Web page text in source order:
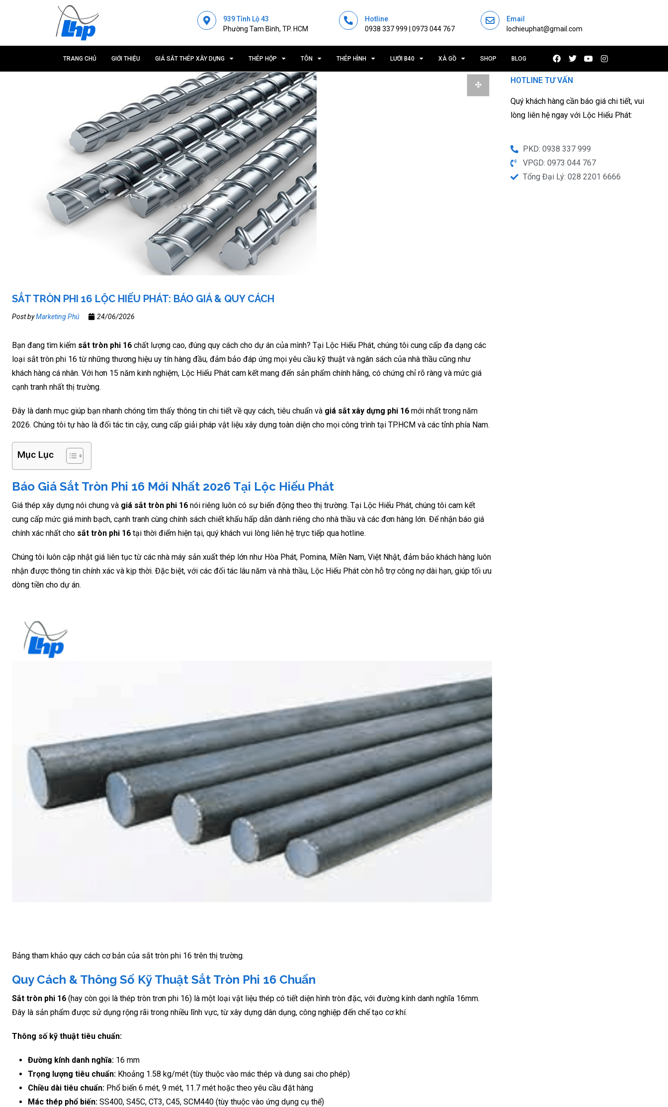
939 Tỉnh Lộ 43
Phường Tam Bình, TP. HCM
Hotline
0938 337 999 | 0973 044 767
Email
lochieuphat@gmail.com
TRANG CHỦ GIỚI THIỆU GIÁ SẮT THÉP XÂY DỰNG THÉP HỘP TÔN THÉP HÌNH LƯỚI B40 XÀ GỒ SHOP BLOG
SẮT TRÒN PHI 16 LỘC HIẾU PHÁT: BÁO GIÁ & QUY CÁCH
Post byMarketing Phú 24/06/2026
Bạn đang tìm kiếm sắt tròn phi 16 chất lượng cao, đúng quy cách cho dự án của mình? Tại Lộc Hiếu Phát, chúng tôi cung cấp đa dạng các
loại sắt tròn phi 16 từ những thương hiệu uy tín hàng đầu, đảm bảo đáp ứng mọi yêu cầu kỹ thuật và ngân sách của nhà thầu cũng như
khách hàng cá nhân. Với hơn 15 năm kinh nghiệm, Lộc Hiếu Phát cam kết mang đến sản phẩm chính hãng, có chứng chỉ rõ ràng và mức giá
cạnh tranh nhất thị trường.
Đây là danh mục giúp bạn nhanh chóng tìm thấy thông tin chi tiết về quy cách, tiêu chuẩn và giá sắt xây dựng phi 16 mới nhất trong năm
2026. Chúng tôi tự hào là đối tác tin cậy, cung cấp giải pháp vật liệu xây dựng toàn diện cho mọi công trình tại TP.HCM và các tỉnh phía Nam.
Mục Lục
Báo Giá Sắt Tròn Phi 16 Mới Nhất 2026 Tại Lộc Hiếu Phát
Giá thép xây dựng nói chung và giá sắt tròn phi 16 nói riêng luôn có sự biến động theo thị trường. Tại Lộc Hiếu Phát, chúng tôi cam kết
cung cấp mức giá minh bạch, cạnh tranh cùng chính sách chiết khấu hấp dẫn dành riêng cho nhà thầu và các đơn hàng lớn. Để nhận báo giá
chính xác nhất cho sắt tròn phi 16 tại thời điểm hiện tại, quý khách vui lòng liên hệ trực tiếp qua hotline.
Chúng tôi luôn cập nhật giá liên tục từ các nhà máy sản xuất thép lớn như Hòa Phát, Pomina, Miền Nam, Việt Nhật, đảm bảo khách hàng luôn
nhận được thông tin chính xác và kịp thời. Đặc biệt, với các đối tác lâu năm và nhà thầu, Lộc Hiếu Phát còn hỗ trợ công nợ dài hạn, giúp tối ưu
dòng tiền cho dự án.
Bảng tham khảo quy cách cơ bản của sắt tròn phi 16 trên thị trường.
Quy Cách & Thông Số Kỹ Thuật Sắt Tròn Phi 16 Chuẩn
Sắt tròn phi 16 (hay còn gọi là thép tròn trơn phi 16) là một loại vật liệu thép có tiết diện hình tròn đặc, với đường kính danh nghĩa 16mm.
Đây là sản phẩm được sử dụng rộng rãi trong nhiều lĩnh vực, từ xây dựng dân dụng, công nghiệp đến chế tạo cơ khí.
Thông số kỹ thuật tiêu chuẩn:
Đường kính danh nghĩa: 16 mm
Trọng lượng tiêu chuẩn: Khoảng 1.58 kg/mét (tùy thuộc vào mác thép và dung sai cho phép)
Chiều dài tiêu chuẩn: Phổ biến 6 mét, 9 mét, 11.7 mét hoặc theo yêu cầu đặt hàng
Mác thép phổ biến: SS400, S45C, CT3, C45, SCM440 (tùy thuộc vào ứng dụng cụ thể)
HOTLINE TƯ VẤN
Quý khách hàng cần báo giá chi tiết, vui
lòng liên hệ ngay với Lộc Hiếu Phát:
PKD: 0938 337 999
VPGD: 0973 044 767
Tổng Đại Lý: 028 2201 6666